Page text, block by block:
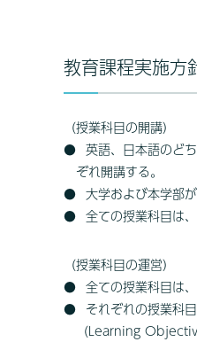
教育課程実施方
（授業科目の開講）
英語、日本語のど
ぞれ開講する。
大学および本学部
全ての授業科目は
（授業科目の運営）
全ての授業科目は
それぞれの授業科
（Learning